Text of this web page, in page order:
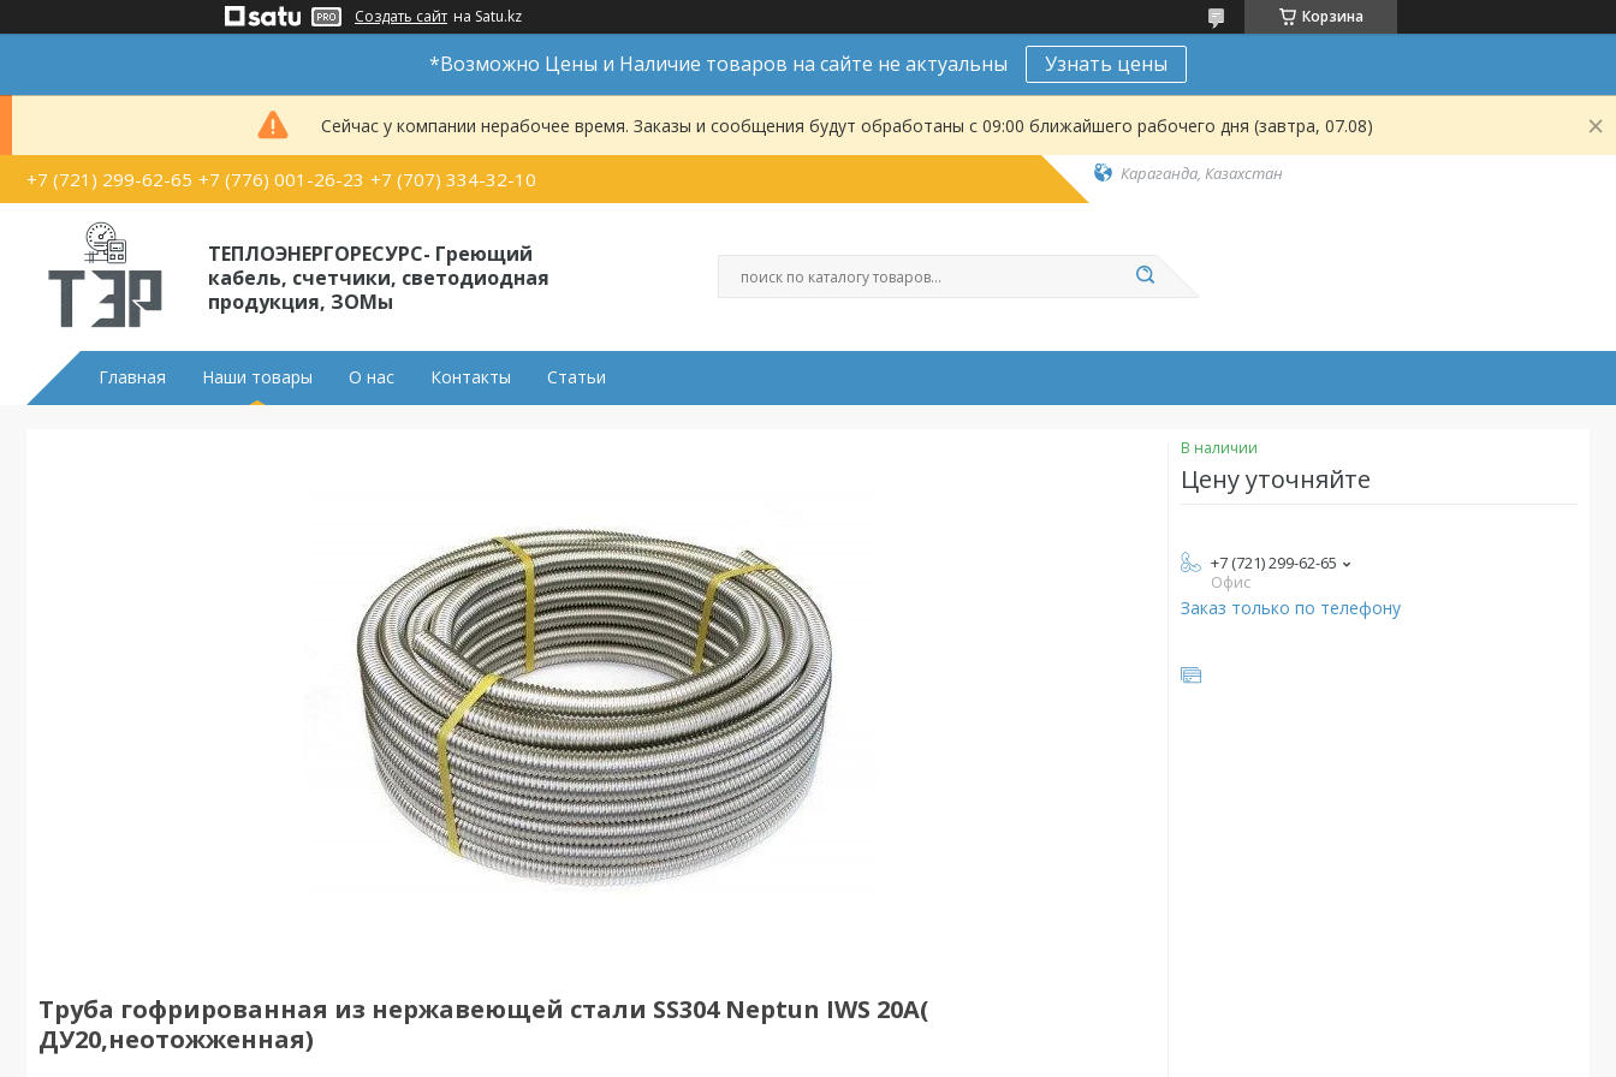
Создать сайт на Satu.kz Корзина
*Возможно Цены и Наличие товаров на сайте не актуальны Узнать цены
Сейчас у компании нерабочее время. Заказы и сообщения будут обработаны с 09:00 ближайшего рабочего дня (завтра, 07.08)
+7 (721) 299-62-65 +7 (776) 001-26-23 +7 (707) 334-32-10 Караганда, Казахстан
ТЕПЛОЭНЕРГОРЕСУРС- Греющий
кабель, счетчики, светодиодная
продукция, ЗОМы
Главная Наши товары О нас Контакты Статьи
Труба гофрированная из нержавеющей стали SS304 Neptun IWS 20А(
ДУ20,неотожженная)
В наличии
Цену уточняйте
+7 (721) 299-62-65
Офис
Заказ только по телефону